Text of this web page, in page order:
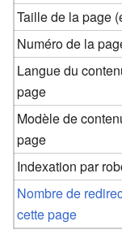
Taille de la page
Numéro de la
Langue du
page
Modèle de
page
Indexation par
Nombre de
cette page